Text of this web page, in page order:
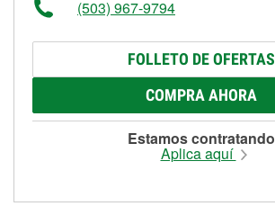
(503) 967-9794
FOLLETO DE OFERTAS
COMPRA AHORA
Estamos contratando
Aplica aquí